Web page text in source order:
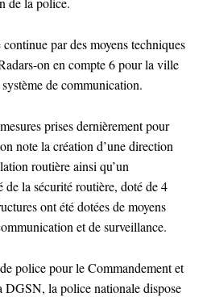
par des moyens techniques
on en compte 6 pour la ville
de communication.
prises dernièrement pour
note la création d’une direction
routière ainsi qu’un
la sécurité routière, doté de 4
ont été dotées de moyens
et de surveillance.
police pour le Commandement et
DGSN, la police nationale dispose